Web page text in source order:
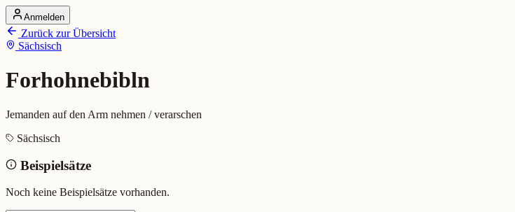
Startseite
Alle Dialekte
Dialekte vergleichen
Dialekt-Karte
Ranking
Forhohnebibln (Sächsisch)
Bedeutung: Jemanden auf den Arm nehmen / verarschen
Eingereicht von: Mundwerk Team
Anmelden
Zurück zur Übersicht
Sächsisch
Forhohnebibln
Jemanden auf den Arm nehmen / verarschen
Sächsisch
Beispielsätze
Noch keine Beispielsätze vorhanden.